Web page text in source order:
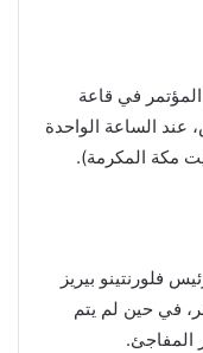
المؤتمر في قاعة
عند الساعة الواحدة
مكة المكرمة).
فلورنتينو بيريز
في حين لم يتم
المفاجئ.